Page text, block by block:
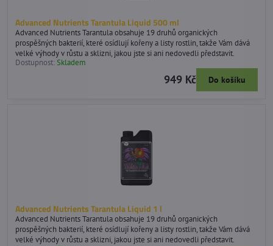
Advanced Nutrients Tarantula Liquid 500 ml
Advanced Nutrients Tarantula obsahuje 19 druhů organických
prospěšných bakterií, které osídlují kořeny a listy rostlin, takže Vám dává
velké výhody v růstu a sklizni, jakou jste si ani nedovedli představit.
Dostupnost:Skladem
949 Kč Do košíku
Advanced Nutrients Tarantula Liquid 1 l
Advanced Nutrients Tarantula obsahuje 19 druhů organických
prospěšných bakterií, které osídlují kořeny a listy rostlin, takže Vám dává
velké výhody v růstu a sklizni, jakou jste si ani nedovedli představit.